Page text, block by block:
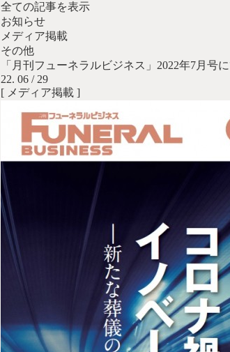
全ての記事を表示
お知らせ
メディア掲載
その他
「月刊フューネラルビジネス」2022年7月号
22. 06 / 29
[ メディア掲載 ]